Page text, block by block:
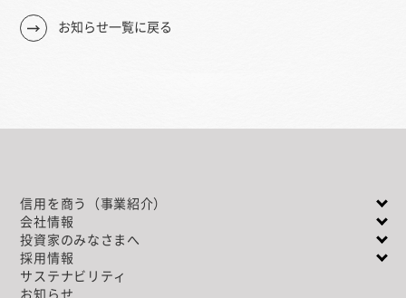
お知らせ一覧に戻る
信用を商う（事業紹介）
会社情報
投資家のみなさまへ
採用情報
サステナビリティ
お知らせ